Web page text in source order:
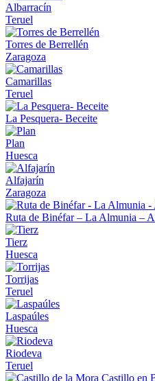
Albarracín
Teruel
Torres de Berrellén
Zaragoza
Camarillas
Teruel
La Pesquera- Beceite
Plan
Huesca
Alfajarín
Zaragoza
Ruta de Binéfar – La Almunia –
Tierz
Huesca
Torrijas
Teruel
Laspaúles
Huesca
Riodeva
Teruel